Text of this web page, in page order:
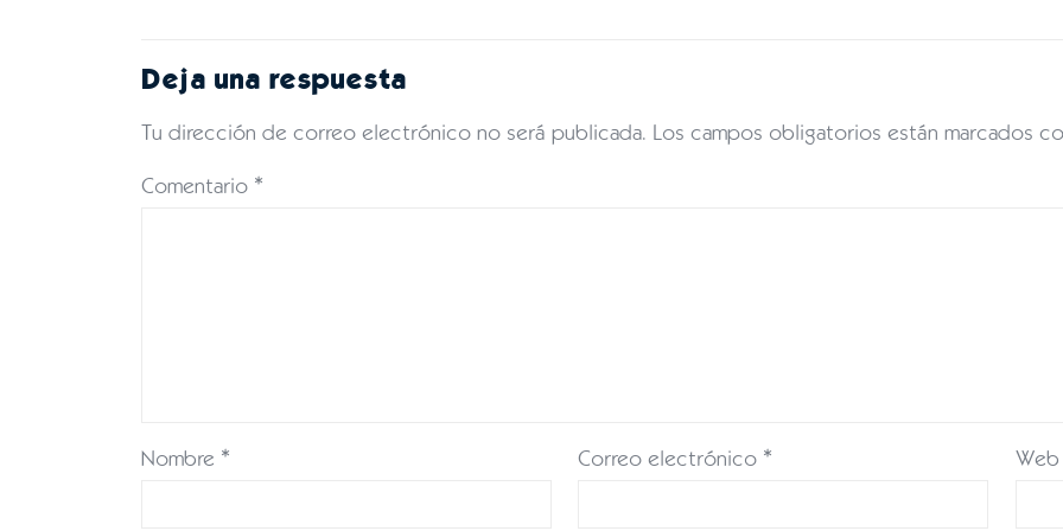
Deja una respuesta
Tu dirección de correo electrónico no será publicada. Los campos obligatorios están marcados
Comentario *
Nombre * Correo electrónico * Web